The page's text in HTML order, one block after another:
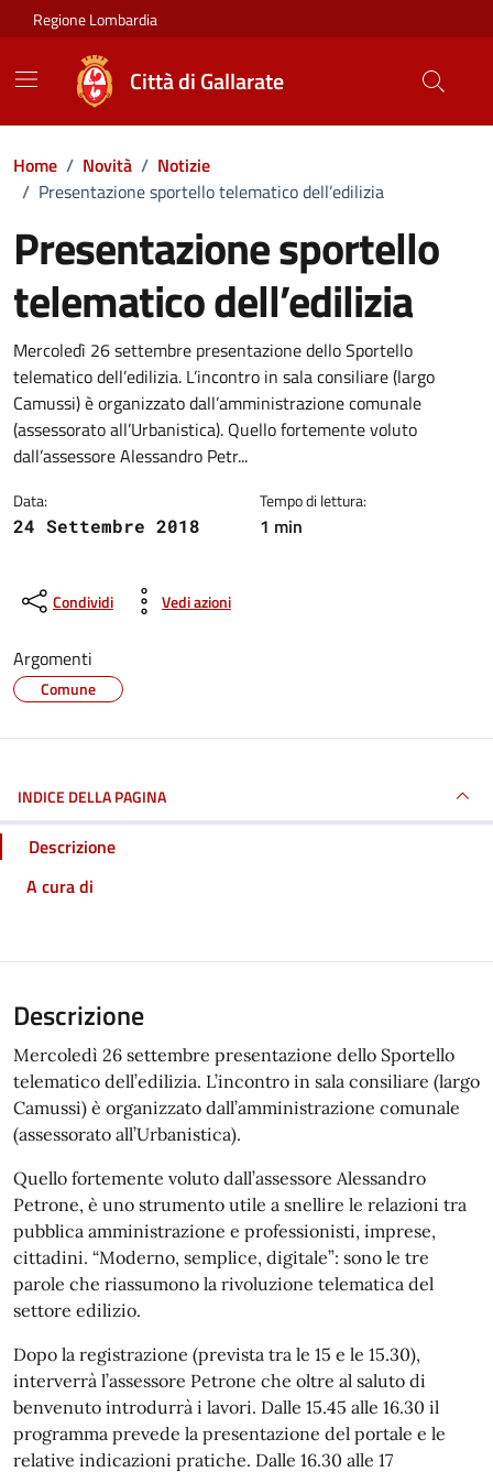
Vai ai contenuti
Vai al footer
Regione Lombardia
Città di Gallarate
Home / Novità / Notizie
/ Presentazione sportello telematico dell’edilizia
Presentazione sportello
telematico dell’edilizia
Dettagli della notizia
Mercoledì 26 settembre presentazione dello Sportello
telematico dell’edilizia. L’incontro in sala consiliare (largo
Camussi) è organizzato dall’amministrazione comunale
(assessorato all’Urbanistica). Quello fortemente voluto
dall’assessore Alessandro Petr...
Data:
24 Settembre 2018
Tempo di lettura:
1 min
Condividi Vedi azioni
Argomenti
Comune
INDICE DELLA PAGINA
Descrizione
A cura di
Descrizione
Mercoledì 26 settembre presentazione dello Sportello
telematico dell’edilizia. L’incontro in sala consiliare (largo
Camussi) è organizzato dall’amministrazione comunale
(assessorato all’Urbanistica).
Quello fortemente voluto dall’assessore Alessandro
Petrone, è uno strumento utile a snellire le relazioni tra
pubblica amministrazione e professionisti, imprese,
cittadini. “Moderno, semplice, digitale”: sono le tre
parole che riassumono la rivoluzione telematica del
settore edilizio.
Dopo la registrazione (prevista tra le 15 e le 15.30),
interverrà l’assessore Petrone che oltre al saluto di
benvenuto introdurrà i lavori. Dalle 15.45 alle 16.30 il
programma prevede la presentazione del portale e le
relative indicazioni pratiche. Dalle 16.30 alle 17